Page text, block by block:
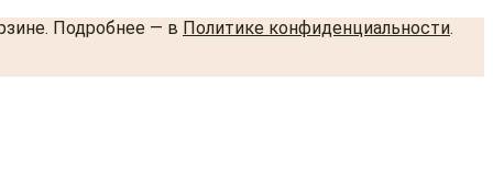
Подробнее — в Политике конфиденциальности.